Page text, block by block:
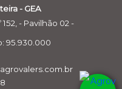
- GEA
152, - Pavilhão 02 -
95.930.000